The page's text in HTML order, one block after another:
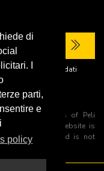
di
I
parti,
e
policy
trattamento dei miei dati
trademarks of Peli
affiliates. This website is
SRL and is not